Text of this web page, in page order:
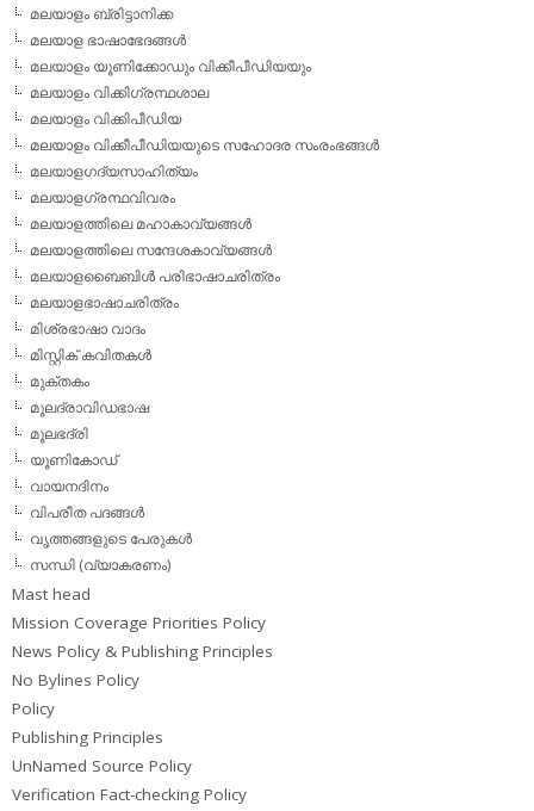
മലയാളം ബ്രിട്ടാനിക്ക
മലയാള ഭാഷാഭേദങ്ങള്‍
മലയാളം യൂണിക്കോഡും വിക്കീപീഡിയയും
മലയാളം വിക്കിഗ്രന്ഥശാല
മലയാളം വിക്കിപീഡിയ
മലയാളം വിക്കീപീഡിയയുടെ സഹോദര സംരംഭങ്ങള്‍
മലയാളഗദ്യസാഹിത്യം
മലയാളഗ്രന്ഥവിവരം
മലയാളത്തിലെ മഹാകാവ്യങ്ങള്‍
മലയാളത്തിലെ സന്ദേശകാവ്യങ്ങള്‍
മലയാളബൈബിള്‍ പരിഭാഷാചരിത്രം
മലയാളഭാഷാചരിത്രം
മിശ്രഭാഷാ വാദം
മിസ്റ്റിക് കവിതകള്‍
മുക്തകം
മൂലദ്രാവിഡഭാഷ
മൂലഭദ്രി
യൂണികോഡ്
വായനദിനം
വിപരീത പദങ്ങള്‍
വൃത്തങ്ങളുടെ പേരുകള്‍
സന്ധി (വ്യാകരണം)
Mast head
Mission Coverage Priorities Policy
News Policy & Publishing Principles
No Bylines Policy
Policy
Publishing Principles
UnNamed Source Policy
Verification Fact-checking Policy